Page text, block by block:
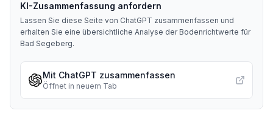
KI-Zusammenfassung anfordern
Lassen Sie diese Seite von ChatGPT zusammenfassen und
erhalten Sie eine übersichtliche Analyse der Bodenrichtwerte für
Bad Segeberg.
Mit ChatGPT zusammenfassen
Öffnet in neuem Tab